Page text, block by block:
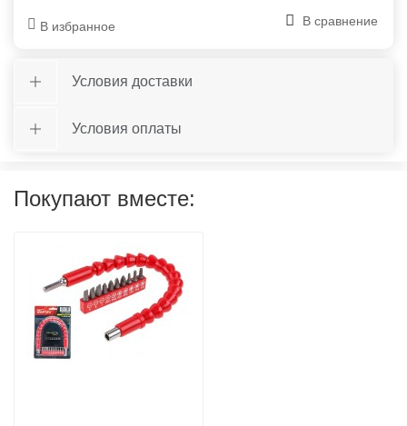
В избранное В сравнение
Условия доставки
Условия оплаты
Покупают вместе: